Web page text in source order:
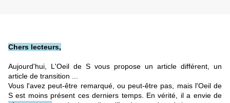
Chers lecteurs,
Aujourd'hui, L'Oeil de S vous propose un article différent, un
article de transition ...
Vous l'avez peut-être remarqué, ou peut-être pas, mais l'Oeil de
S est moins présent ces derniers temps. En vérité, il a envie de